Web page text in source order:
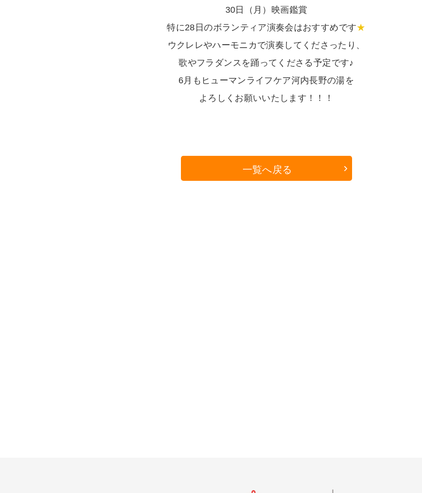
30日（月）映画鑑賞
特に28日のボランティア演奏会はおすすめです★
ウクレレやハーモニカで演奏してくださったり、
歌やフラダンスを踊ってくださる予定です♪
6月もヒューマンライフケア河内長野の湯を
よろしくお願いいたします！！！
一覧へ戻る